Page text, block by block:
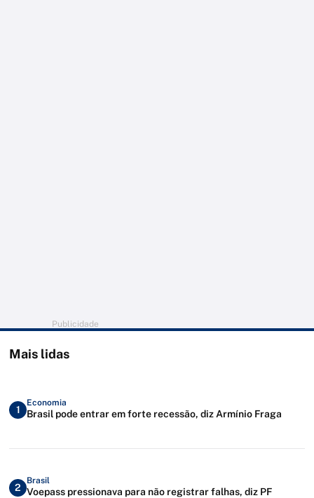
Publicidade
Mais lidas
1
Economia
Brasil pode entrar em forte recessão, diz Armínio Fraga
2
Brasil
Voepass pressionava para não registrar falhas, diz PF